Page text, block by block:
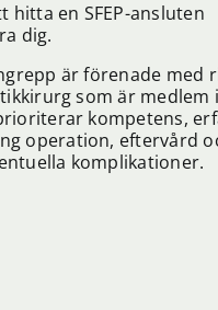
hitta en SFEP-ansluten
dig.
är förenade med
som är medlem i
kompetens,
operation, eftervård
komplikationer.